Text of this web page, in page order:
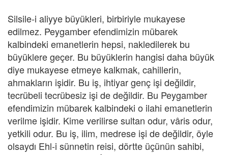
Silsile-i aliyye büyükleri, birbiriyle mukayese
edilmez. Peygamber efendimizin mübarek
kalbindeki emanetlerin hepsi, nakledilerek bu
büyüklere geçer. Bu büyüklerin hangisi daha büyük
diye mukayese etmeye kalkmak, cahillerin,
ahmakların işidir. Bu iş, ihtiyar genç işi değildir,
tecrübeli tecrübesiz işi de değildir. Bu Peygamber
efendimizin mübarek kalbindeki o ilahi emanetlerin
verilme işidir. Kime verilirse sultan odur, vâris odur,
yetkili odur. Bu iş, ilim, medrese işi de değildir, öyle
olsaydı Ehl-i sünnetin reisi, dörtte üçünün sahibi,